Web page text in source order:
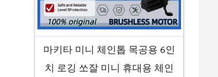
마키타 미니 체인톱 목공용 6인
치 로깅 쏘잘 미니 휴대용 체인